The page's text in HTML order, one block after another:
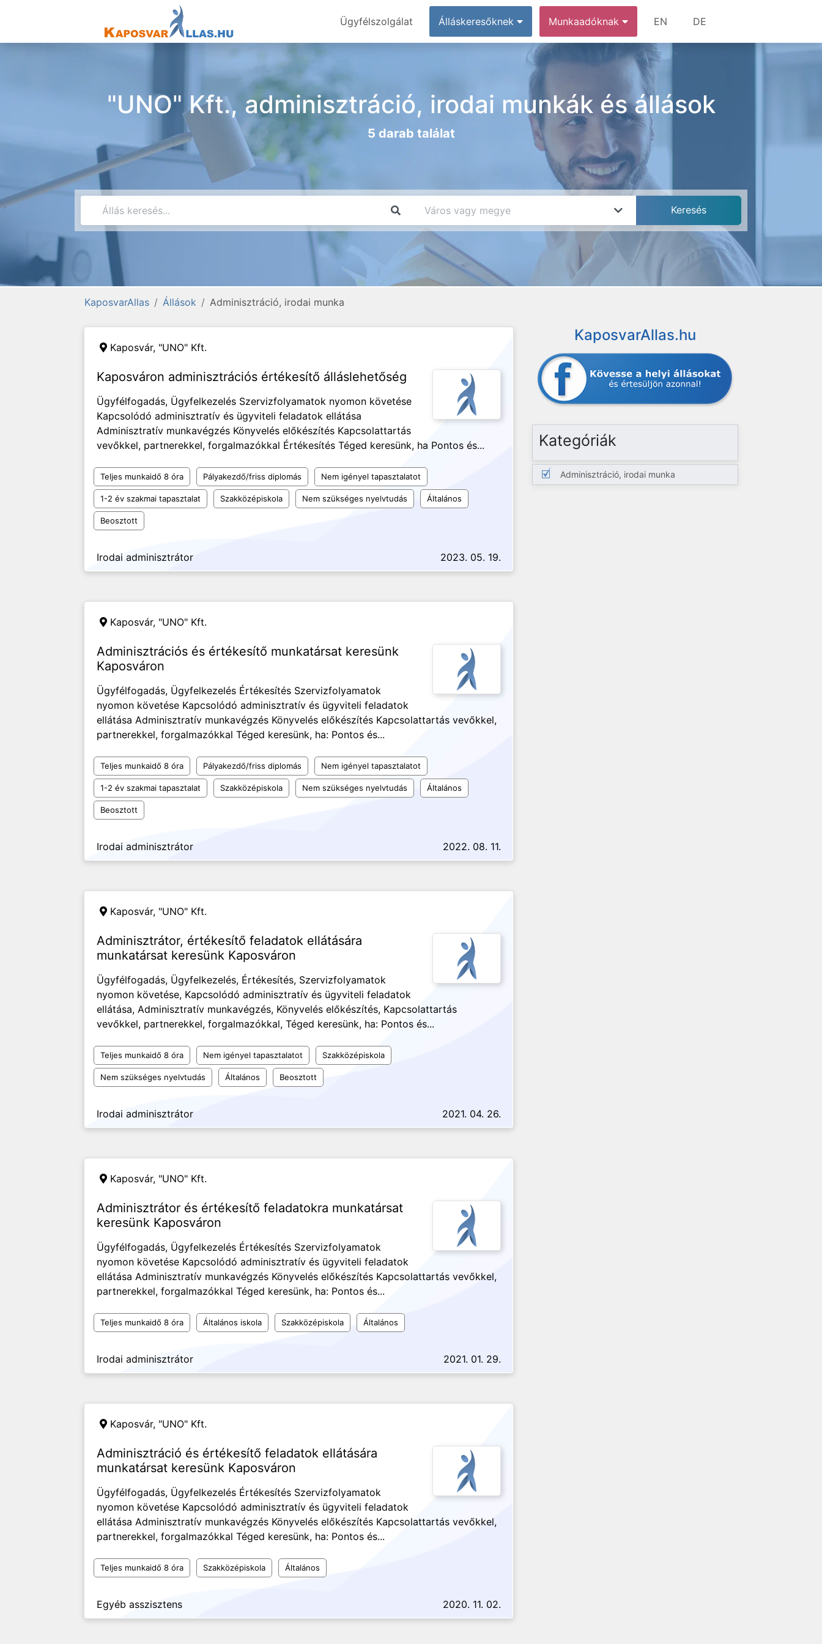
Ügyfélszolgálat Álláskeresőknek Munkaadóknak EN DE
"UNO" Kft., adminisztráció, irodai munkák és állások
5 darab találat
KaposvarAllas Állások Adminisztráció, irodai munka
Kaposvár, "UNO" Kft.
Kaposváron adminisztrációs értékesítő álláslehetőség
Ügyfélfogadás, Ügyfelkezelés Szervizfolyamatok nyomon követése
Kapcsolódó adminisztratív és ügyviteli feladatok ellátása
Adminisztratív munkavégzés Könyvelés előkészítés Kapcsolattartás
vevőkkel, partnerekkel, forgalmazókkal Értékesítés Téged keresünk, ha Pontos és...
Teljes munkaidő 8 óra Pályakezdő/friss diplomás Nem igényel tapasztalatot
1-2 év szakmai tapasztalat Szakközépiskola Nem szükséges nyelvtudás Általános
Beosztott
Irodai adminisztrátor 2023. 05. 19.
Kaposvár, "UNO" Kft.
Adminisztrációs és értékesítő munkatársat keresünk
Kaposváron
Ügyfélfogadás, Ügyfelkezelés Értékesítés Szervizfolyamatok
nyomon követése Kapcsolódó adminisztratív és ügyviteli feladatok
ellátása Adminisztratív munkavégzés Könyvelés előkészítés Kapcsolattartás vevőkkel,
partnerekkel, forgalmazókkal Téged keresünk, ha: Pontos és...
Teljes munkaidő 8 óra Pályakezdő/friss diplomás Nem igényel tapasztalatot
1-2 év szakmai tapasztalat Szakközépiskola Nem szükséges nyelvtudás Általános
Beosztott
Irodai adminisztrátor 2022. 08. 11.
Kaposvár, "UNO" Kft.
Adminisztrátor, értékesítő feladatok ellátására
munkatársat keresünk Kaposváron
Ügyfélfogadás, Ügyfelkezelés, Értékesítés, Szervizfolyamatok
nyomon követése, Kapcsolódó adminisztratív és ügyviteli feladatok
ellátása, Adminisztratív munkavégzés, Könyvelés előkészítés, Kapcsolattartás
vevőkkel, partnerekkel, forgalmazókkal, Téged keresünk, ha: Pontos és...
Teljes munkaidő 8 óra Nem igényel tapasztalatot Szakközépiskola
Nem szükséges nyelvtudás Általános Beosztott
Irodai adminisztrátor 2021. 04. 26.
Kaposvár, "UNO" Kft.
Adminisztrátor és értékesítő feladatokra munkatársat
keresünk Kaposváron
Ügyfélfogadás, Ügyfelkezelés Értékesítés Szervizfolyamatok
nyomon követése Kapcsolódó adminisztratív és ügyviteli feladatok
ellátása Adminisztratív munkavégzés Könyvelés előkészítés Kapcsolattartás vevőkkel,
partnerekkel, forgalmazókkal Téged keresünk, ha: Pontos és...
Teljes munkaidő 8 óra Általános iskola Szakközépiskola Általános
Irodai adminisztrátor 2021. 01. 29.
Kaposvár, "UNO" Kft.
Adminisztráció és értékesítő feladatok ellátására
munkatársat keresünk Kaposváron
Ügyfélfogadás, Ügyfelkezelés Értékesítés Szervizfolyamatok
nyomon követése Kapcsolódó adminisztratív és ügyviteli feladatok
ellátása Adminisztratív munkavégzés Könyvelés előkészítés Kapcsolattartás vevőkkel,
partnerekkel, forgalmazókkal Téged keresünk, ha: Pontos és...
Teljes munkaidő 8 óra Szakközépiskola Általános
Egyéb asszisztens 2020. 11. 02.
KaposvarAllas.hu
Kategóriák
Adminisztráció, irodai munka